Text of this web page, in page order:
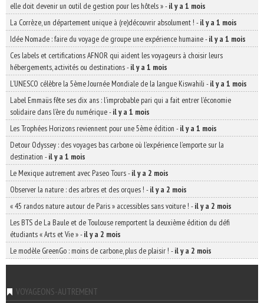
elle doit devenir un outil de gestion pour les hôtels »-il y a 1 mois
La Corrèze, un département unique à (re)découvrir absolument ! -il y a 1 mois
Idée Nomade : faire du voyage de groupe une expérience humaine-il y a 1 mois
Ces labels et certifications AFNOR qui aident les voyageurs à choisir leurs
hébergements, activités ou destinations-il y a 1 mois
L’UNESCO célèbre la 5ème Journée Mondiale de la langue Kiswahili -il y a 1 mois
Label Emmaüs fête ses dix ans : l’improbable pari qui a fait entrer l’économie
solidaire dans l’ère du numérique-il y a 1 mois
Les Trophées Horizons reviennent pour une 5ème édition -il y a 1 mois
Detour Odyssey : des voyages bas carbone où l’expérience l’emporte sur la
destination -il y a 1 mois
Le Mexique autrement avec Paseo Tours-il y a 2 mois
Observer la nature : des arbres et des orques ! -il y a 2 mois
« 45 randos nature autour de Paris » accessibles sans voiture ! -il y a 2 mois
Les BTS de La Baule et de Toulouse remportent la deuxième édition du défi
étudiants « Arts et Vie »-il y a 2 mois
Le modèle GreenGo : moins de carbone, plus de plaisir ! -il y a 2 mois
VOYAGEONS-AUTREMENT